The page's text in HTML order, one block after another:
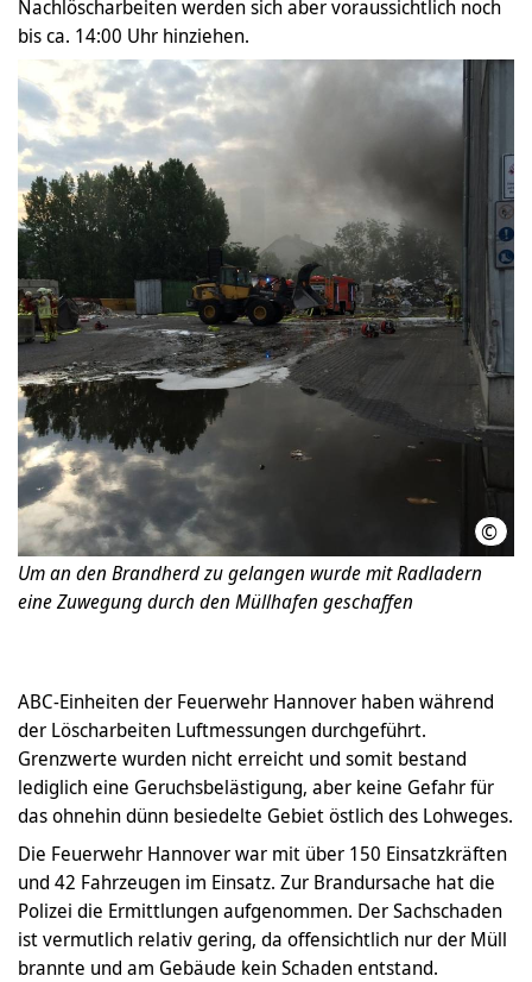
Nachlöscharbeiten werden sich aber voraussichtlich noch
bis ca. 14:00 Uhr hinziehen.
©
Um an den Brandherd zu gelangen wurde mit Radladern
eine Zuwegung durch den Müllhafen geschaffen
ABC-Einheiten der Feuerwehr Hannover haben während
der Löscharbeiten Luftmessungen durchgeführt.
Grenzwerte wurden nicht erreicht und somit bestand
lediglich eine Geruchsbelästigung, aber keine Gefahr für
das ohnehin dünn besiedelte Gebiet östlich des Lohweges.
Die Feuerwehr Hannover war mit über 150 Einsatzkräften
und 42 Fahrzeugen im Einsatz. Zur Brandursache hat die
Polizei die Ermittlungen aufgenommen. Der Sachschaden
ist vermutlich relativ gering, da offensichtlich nur der Müll
brannte und am Gebäude kein Schaden entstand.